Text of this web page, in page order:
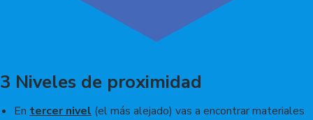
3 Niveles de proximidad
En tercer nivel (el más alejado) vas a encontrar materiales